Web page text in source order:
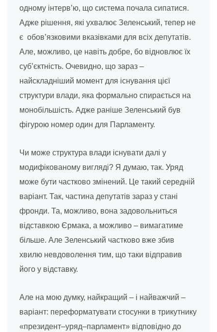
одному інтерв’ю, що система почала сипатися.
Адже рішення, які ухвалює Зеленський, тепер не
є обов’язковими вказівками для всіх депутатів.
Але, можливо, це навіть добре, бо відновлює їх
суб’єктність. Очевидно, що зараз –
найскладніший момент для існування цієї
структури влади, яка формально спирається на
монобільшість. Адже раніше Зеленський був
фігурою номер один для Парламенту.
Чи може структура влади існувати далі у
модифікованому вигляді? Я думаю, так. Уряд
може бути частково змінений. Це такий середній
варіант. Так, частина депутатів зараз у стані
фронди. Та, можливо, вона задовольниться
відставкою Єрмака, а можливо – вимагатиме
більше. Але Зеленський частково вже збив
хвилю невдоволення тим, що таки відправив
його у відставку.
Але на мою думку, найкращий – і найважчий –
варіант: переформатувати стосунки в трикутнику
«президент–уряд–парламент» відповідно до